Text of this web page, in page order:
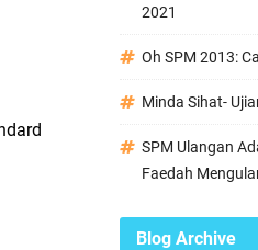
2021
Oh SPM 2013:
Minda Sihat-
SPM Ulangan
Faedah
Blog Archive